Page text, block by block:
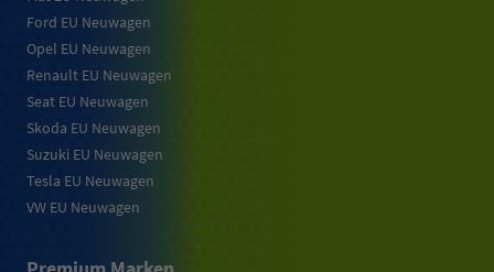
Ford EU Neuwagen
Opel EU Neuwagen
Renault EU Neuwagen
Seat EU Neuwagen
Skoda EU Neuwagen
Suzuki EU Neuwagen
Tesla EU Neuwagen
VW EU Neuwagen